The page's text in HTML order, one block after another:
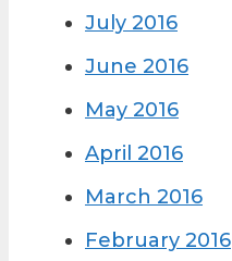
July 2016
June 2016
May 2016
April 2016
March 2016
February 2016